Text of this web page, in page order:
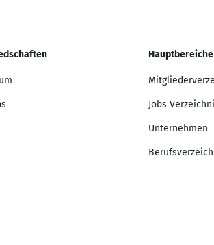
Hauptbereiche
Jobs
Unternehmen